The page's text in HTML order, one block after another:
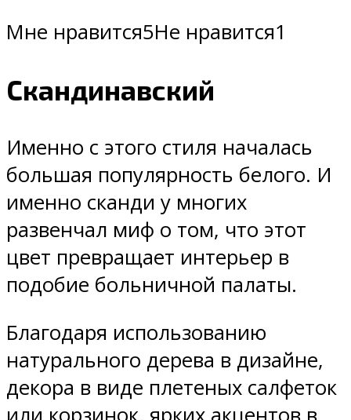
Мне нравится5Не нравится1
Скандинавский
Именно с этого стиля началась
большая популярность белого. И
именно сканди у многих
развенчал миф о том, что этот
цвет превращает интерьер в
подобие больничной палаты.
Благодаря использованию
натурального дерева в дизайне,
декора в виде плетеных салфеток